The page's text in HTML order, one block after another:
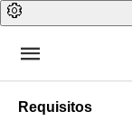
Requisitos